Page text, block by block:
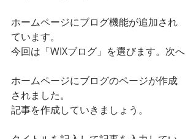
ホームページにブログ機能が追加され
ています。
今回は「WIXブログ」を選びます。次へ
ホームページにブログのページが作成
されました。
記事を作成していきましょう。